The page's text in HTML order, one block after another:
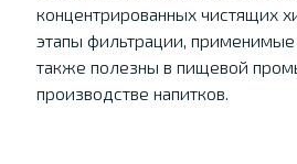
концентрированных чистящих
этапы фильтрации, применимые
также полезны в пищевой
производстве напитков.